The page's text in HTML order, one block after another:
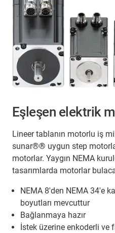
Eşleşen elektrik
Lineer tablanın motorlu iş
sunar®® uygun step
motorlar. Yaygın NEMA
tasarımlarda motorlar
NEMA 8'den NEMA 34'e
boyutları mevcuttur
Bağlanmaya hazır
İstek üzerine enkoderli ve